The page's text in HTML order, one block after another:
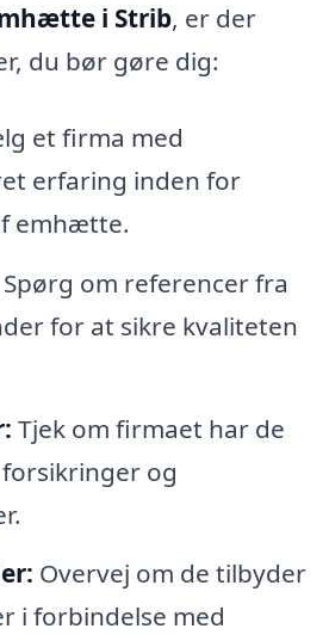
i Strib, er der
du bør gøre dig:
et firma med
erfaring inden for
emhætte.
Spørg om referencer fra
for at sikre kvaliteten
Tjek om firmaet har de
og
Overvej om de tilbyder
i forbindelse med